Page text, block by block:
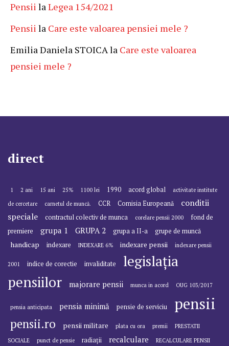
Pensii laLegea 154/2021
Pensii la Care este valoarea pensiei mele ?
Emilia Daniela STOICAla Care este valoarea
pensiei mele ?
direct
1 2 ani 15 ani 25% 1100 lei 1990 acord global
activitate institute
de cercetare
carnetul de muncă. CCR Comisia Europeană
conditii
speciale
contractul colectiv de munca corelare pensii 2000
fond de
premiere
grupa 1 GRUPA 2 grupa a II-a grupe de muncă
handicap indexare INDEXARE 6% indexare pensii indexare pensii
2001 indice de corectie invaliditate
legislația
pensiilor
majorare pensii munca in acord OUG 103/2017
pensia anticipata pensia minimă pensie de serviciu pensii
pensii.ro pensii militare plata cu ora premii
PRESTATII
SOCIALE
punct de pensie radiații recalculare
RECALCULARE PENSII